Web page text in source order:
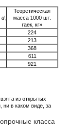
d,
Теоретическая
масса 1000 шт.
гаек, кг»
224
213
368
611
921
из открытых
ни в каком виде, за
класса